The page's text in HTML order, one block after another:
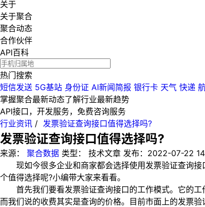
关于
关于聚合
聚合动态
合作伙伴
API百科
热门搜索
短信发送 5G基站 身份证 AI新闻简报 银行卡 天气 快递
掌握聚合最新动态了解行业最新趋势
API接口，开发服务，免费咨询服务
行业资讯 / 发票验证查询接口值得选择吗?
发票验证查询接口值得选择吗?
来源： 聚合数据 类型： 技术文章 发布： 2022-07-22
现如今很多企业和商家都会选择使用发票验证查询接
个值得选择呢?小编带大家来看看。
首先我们要看发票验证查询接口的工作模式。它的工
而我们说的收费其实是查询的价格。目前市面上的发票